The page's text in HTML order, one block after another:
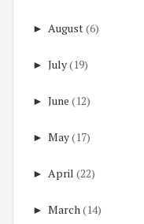
► August(6)
► July(19)
► June (12)
► May(17)
► April (22)
► March (14)